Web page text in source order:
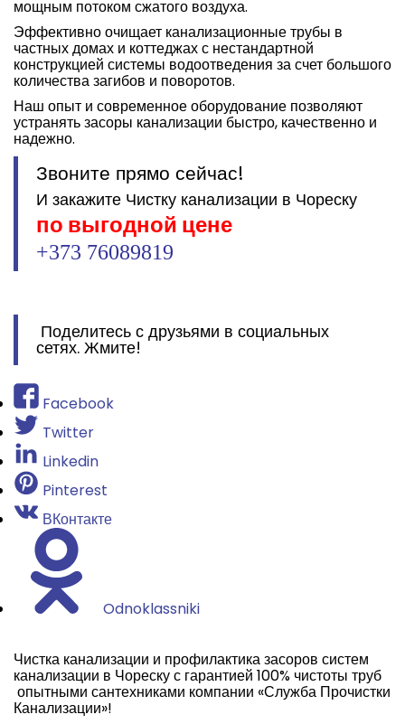
мощным потоком сжатого воздуха.
Эффективно очищает канализационные трубы в
частных домах и коттеджах с нестандартной
конструкцией системы водоотведения за счет большого
количества загибов и поворотов.
Наш опыт и современное оборудование позволяют
устранять засоры канализации быстро, качественно и
надежно.
Звоните прямо сейчас!
И закажите Чистку канализации в Чореску
по выгодной цене
+373 76089819
Поделитесь с друзьями в социальных
сетях. Жмите!
Facebook
Twitter
Linkedin
Pinterest
ВКонтакте
Odnoklassniki
Чистка канализации и профилактика засоров систем
канализации в Чореску с гарантией 100% чистоты труб
опытными сантехниками компании «Служба Прочистки
Канализации»!